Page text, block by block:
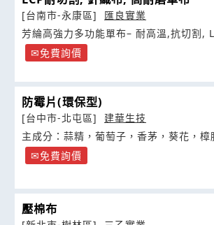
[台南市-永康區]
匯良實業
芳綸高強力多功能單布– 耐高溫,抗切割,
免費詢價
防霉片(環保型)
[台中市-北屯區]
建華生技
主成分：蒜精，葡萄子，香茅，葵花，
得之防霉抗菌剂为核心
免費詢價
壓棉布